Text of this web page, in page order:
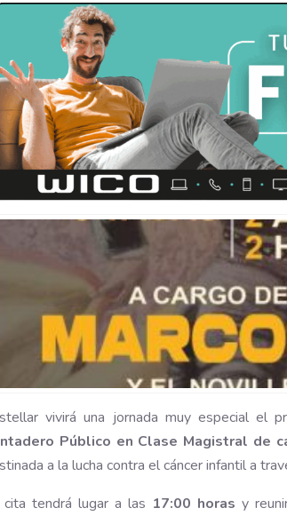
vivirá una jornada muy especial el
Público en Clase Magistral de
a la lucha contra el cáncer infantil a
cita tendrá lugar a las 17:00 horas y